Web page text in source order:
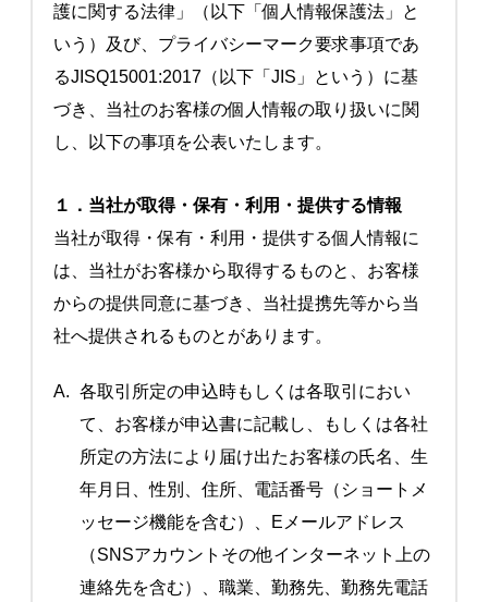
護に関する法律」（以下「個人情報保護法」と
いう）及び、プライバシーマーク要求事項であ
るJISQ15001:2017（以下「JIS」という）に基
づき、当社のお客様の個人情報の取り扱いに関
し、以下の事項を公表いたします。
１．当社が取得・保有・利用・提供する情報
当社が取得・保有・利用・提供する個人情報に
は、当社がお客様から取得するものと、お客様
からの提供同意に基づき、当社提携先等から当
社へ提供されるものとがあります。
A. 各取引所定の申込時もしくは各取引におい
て、お客様が申込書に記載し、もしくは各社
所定の方法により届け出たお客様の氏名、生
年月日、性別、住所、電話番号（ショートメ
ッセージ機能を含む）、Eメールアドレス
（SNSアカウントその他インターネット上の
連絡先を含む）、職業、勤務先、勤務先電話